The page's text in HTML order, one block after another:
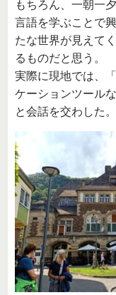
もちろん、一朝一
言語を学ぶことで
たな世界が見えて
るものだと思う。
実際に現地では、
ケーションツール
と会話を交わした。